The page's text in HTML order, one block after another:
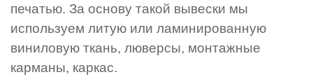
печатью. За основу такой вывески мы
используем литую или ламинированную
виниловую ткань, люверсы, монтажные
карманы, каркас.